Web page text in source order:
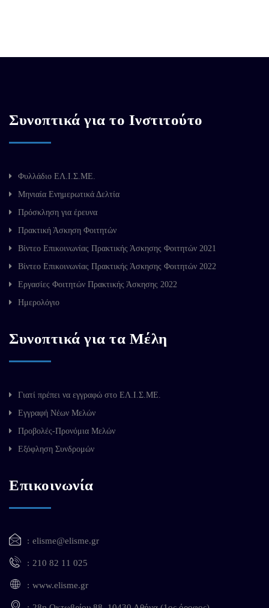
Συνοπτικά για το Ινστιτούτο
Φυλλάδιο ΕΛ.Ι.Σ.ΜΕ.
Μηνιαία Ενημερωτικά Δελτία
Πρόσκληση για έρευνα
Πρακτική Άσκηση Φοιτητών
Βίντεο Επικοινωνίας Πρακτικής Άσκησης Φοιτητών 2021
Βίντεο Επικοινωνίας Πρακτικής Άσκησης Φοιτητών 2022
Εργασίες Φοιτητών Πρακτικής Άσκησης 2022
Ημερολόγιο
Συνοπτικά για τα Μέλη
Γιατί πρέπει να εγγραφώ στο ΕΛ.Ι.Σ.ΜΕ.
Εγγραφή Νέων Μελών
Προβολές-Προνόμια Μελών
Εξόφληση Συνδρομών
Επικοινωνία
elisme@elisme.gr
210 82 11 025
www.elisme.gr